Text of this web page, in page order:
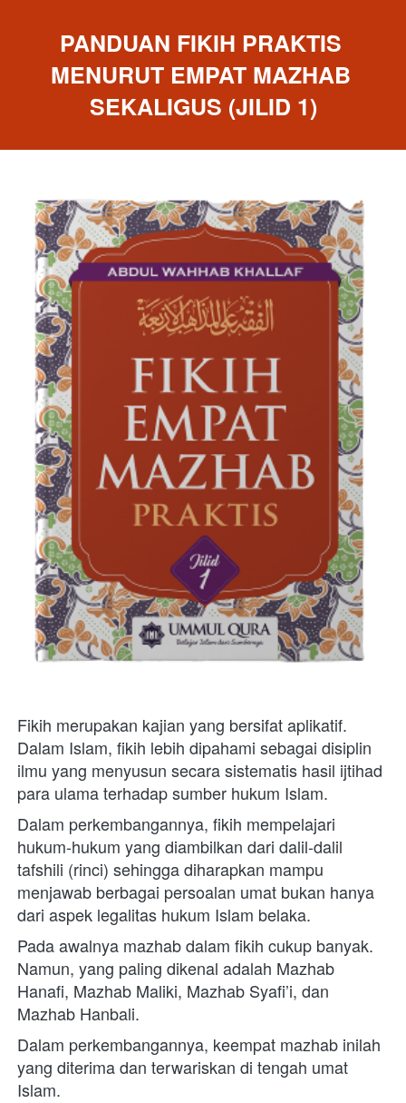
PANDUAN FIKIH PRAKTIS
MENURUT EMPAT MAZHAB
SEKALIGUS (JILID 1)
Fikih merupakan kajian yang bersifat aplikatif.
Dalam Islam, fikih lebih dipahami sebagai disiplin
ilmu yang menyusun secara sistematis hasil ijtihad
para ulama terhadap sumber hukum Islam.
Dalam perkembangannya, fikih mempelajari
hukum-hukum yang diambilkan dari dalil-dalil
tafshili (rinci) sehingga diharapkan mampu
menjawab berbagai persoalan umat bukan hanya
dari aspek legalitas hukum Islam belaka.
Pada awalnya mazhab dalam fikih cukup banyak.
Namun, yang paling dikenal adalah Mazhab
Hanafi, Mazhab Maliki, Mazhab Syafi’i, dan
Mazhab Hanbali.
Dalam perkembangannya, keempat mazhab inilah
yang diterima dan terwariskan di tengah umat
Islam.